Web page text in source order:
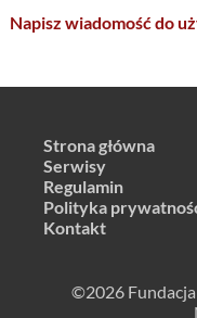
Napisz wiadomość do
Strona główna
Serwisy
Regulamin
Polityka
Kontakt
©2026